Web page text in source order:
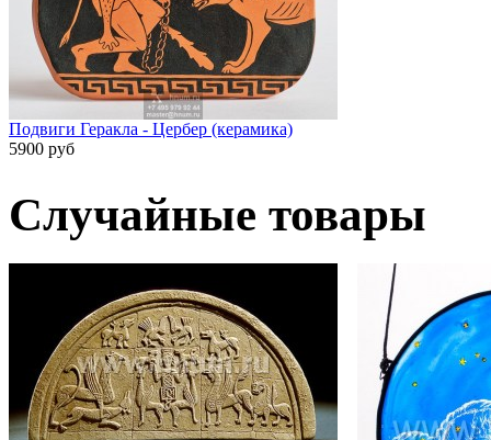
Подвиги Геракла - Цербер (керамика)
5900 руб
Случайные товары